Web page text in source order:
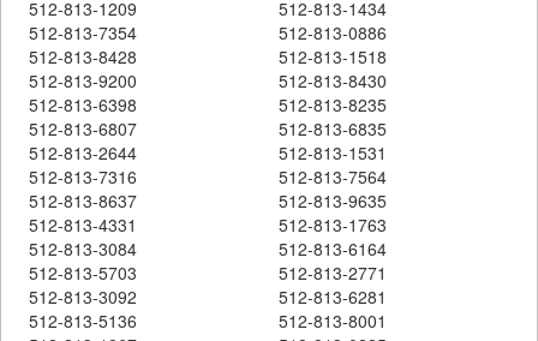
512-813-1209
512-813-1434
512-813-7354
512-813-0886
512-813-8428
512-813-1518
512-813-9200
512-813-8430
512-813-6398
512-813-8235
512-813-6807
512-813-6835
512-813-2644
512-813-1531
512-813-7316
512-813-7564
512-813-8637
512-813-9635
512-813-4331
512-813-1763
512-813-3084
512-813-6164
512-813-5703
512-813-2771
512-813-3092
512-813-6281
512-813-5136
512-813-8001